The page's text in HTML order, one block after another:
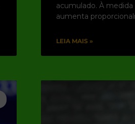
acumulado. À
aumenta
LEIA MAIS »